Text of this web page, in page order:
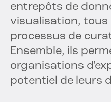
entrepôts de
visualisation, tous
processus de
Ensemble, ils
organisations
potentiel de leurs